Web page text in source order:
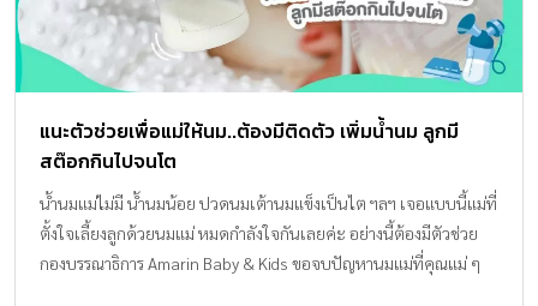
แนะตัวช่วยเพื่อแม่ให้นม..ต้องมีติดตัว เพิ่มน้ำนม ลูกมี
สต๊อกกินไปจนโต
น้ำนมแม่ไม่มี น้ำนมน้อย ปวดนมเต้านมแข็งเป็นไต ฯลฯ เจอแบบนี้แม่ที่
ตั้งใจเลี้ยงลูกด้วยนมแม่ หมดกำลังใจกันเลยค่ะ อย่างนี้ต้องมีตัวช่วย
กองบรรณาธิการ Amarin Baby & Kids ขอจบปัญหานมแม่ที่คุณแม่ ๆ